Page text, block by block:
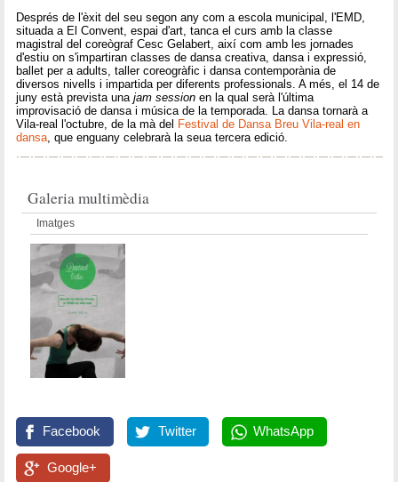
Després de l'èxit del seu segon any com a escola municipal, l'EMD,
situada a El Convent, espai d'art, tanca el curs amb la classe
magistral del coreògraf Cesc Gelabert, així com amb les jornades
d'estiu on s'impartiran classes de dansa creativa, dansa i expressió,
ballet per a adults, taller coreogràfic i dansa contemporània de
diversos nivells i impartida per diferents professionals. A més, el 14 de
juny està prevista unajam session en la qual serà l'última
improvisació de dansa i música de la temporada. La dansa tornarà a
Vila-real l'octubre, de la mà del Festival de Dansa Breu Vila-real en
dansa, que enguany celebrarà la seua tercera edició.
Galeria multimèdia
Imatges
Facebook Twitter WhatsApp
Google+